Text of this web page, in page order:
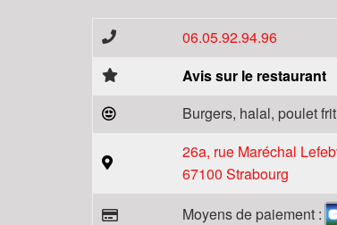
06.05.92.94.96
Avis sur le restaurant
Burgers, halal, poulet
26a, rue Maréchal
67100 Strabourg
Moyens de paiement :